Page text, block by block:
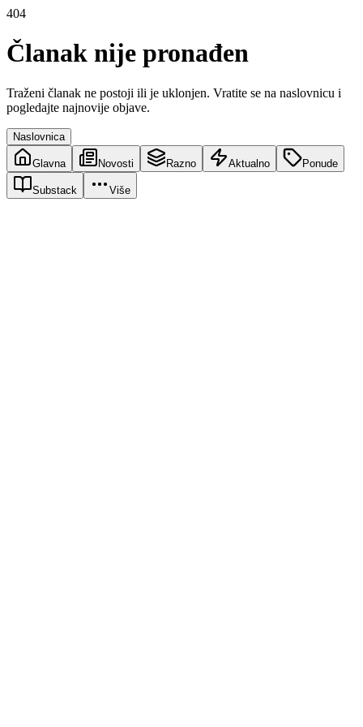
404
Članak nije pronađen
Traženi članak ne postoji ili je uklonjen. Vratite se na naslovnicu i
pogledajte najnovije objave.
Naslovnica
Glavna Novosti Razno Aktualno Ponude
Substack Više